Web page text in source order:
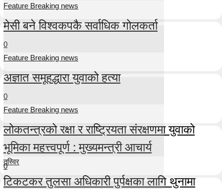
Feature Breaking news
मेसी बने विश्वकपकै सर्वाधिक गोलकर्ता
0
Feature Breaking news
अज्ञात समूहद्धारा युवाको हत्या
0
Feature Breaking news
लोकतन्त्रको रक्षा र राष्ट्रियता संरक्षणमा युवाको
भूमिका महत्त्वपूर्ण : मुख्यमन्त्री आचार्य
0
तस्विर
टिकटकर तुलसा अधिकारी पुर्पक्षका लागि थुनामा